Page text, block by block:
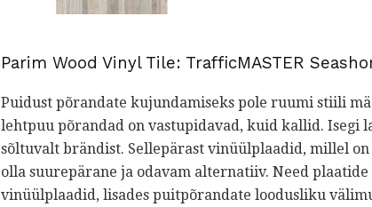
Parim Wood Vinyl Tile: TrafficMASTER
Puidust põrandate kujundamiseks pole ruumi stiili
lehtpuu põrandad on vastupidavad, kuid kallid. Isegi
sõltuvalt brändist. Sellepärast vinüülplaadid, millel
olla suurepärane ja odavam alternatiiv. Need
vinüülplaadid, lisades puitpõrandate loodusliku